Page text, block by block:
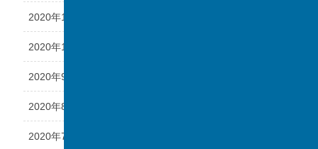
2020年11月
2020年10月
2020年9月
2020年8月
2020年7月